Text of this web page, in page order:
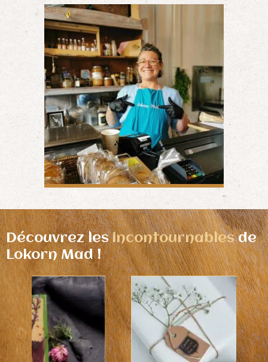
Découvrez lesincontournablesde
Lokorn Mad !